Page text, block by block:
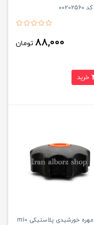
88,000 تومان
گل مهره خورشیدی پلاستیکی m10